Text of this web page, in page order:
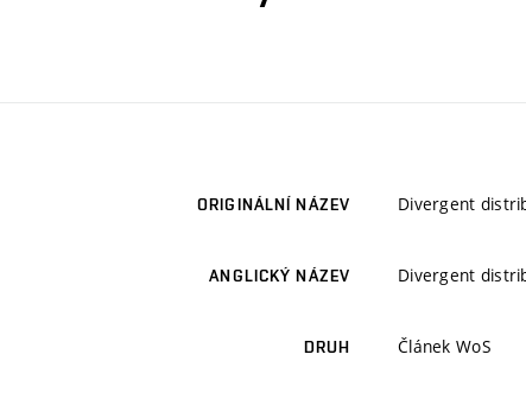
ORIGINÁLNÍ NÁZEV Divergent
ANGLICKÝ NÁZEV Divergent
DRUH Článek WoS